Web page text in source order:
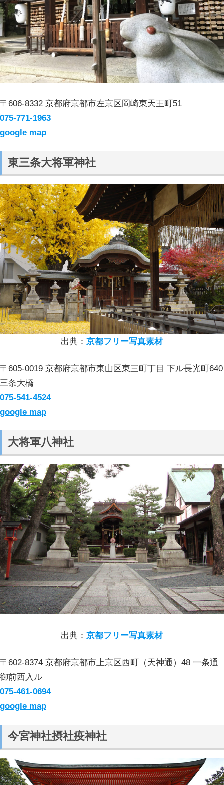
〒606-8332 京都府京都市左京区岡崎東天王町51
075-771-1963
google map
東三条大将軍神社
出典： 京都フリー写真素材
〒605-0019 京都府京都市東山区東三町丁目 下ル長光町640
三条大橋
075-541-4524
google map
大将軍八神社
出典： 京都フリー写真素材
〒602-8374 京都府京都市上京区西町（天神通）48 一条通
御前西入ル
075-461-0694
google map
今宮神社摂社疫神社